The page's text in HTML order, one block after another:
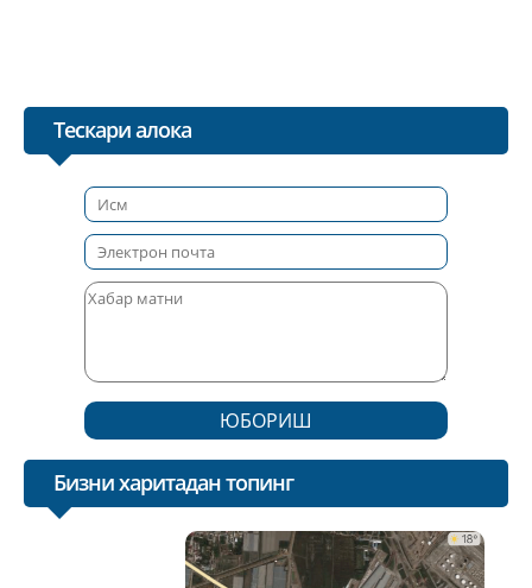
Тескари алока
ЮБОРИШ
Бизни харитадан топинг